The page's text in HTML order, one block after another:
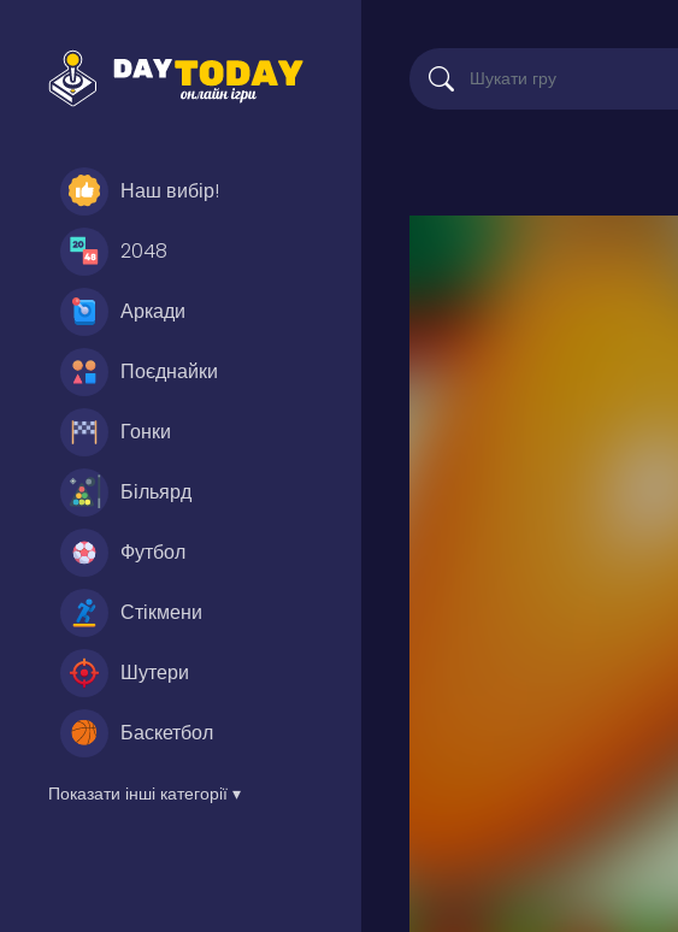
Наш вибір!
2048
Аркади
Поєднайки
Гонки
Більярд
Футбол
Стікмени
Шутери
Баскетбол
Показати інші категорії ▾